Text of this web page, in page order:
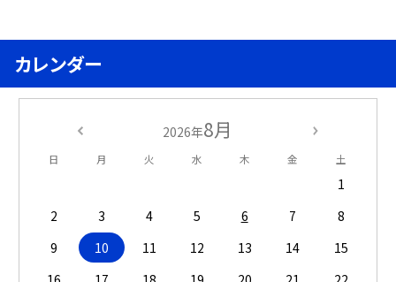
カレンダー
2026年8月
日 月 火 水 木 金 土
1
2
3 4 5 6 7
8
9
10 11 12 13 14
15